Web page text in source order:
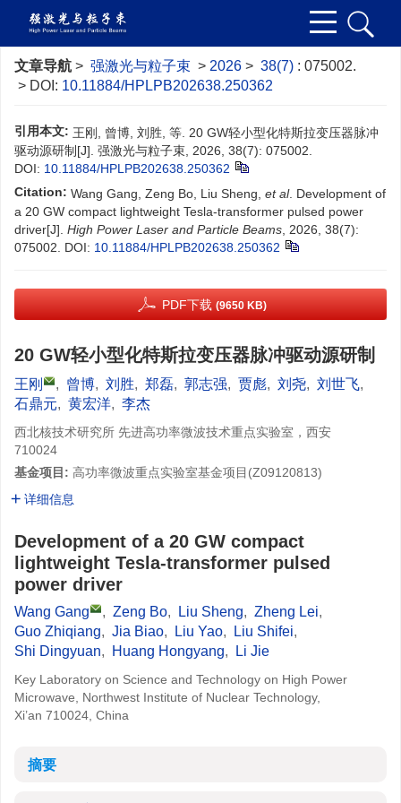
文章导航 > 强激光与粒子束 > 2026 > 38(7) : 075002.
> DOI: 10.11884/HPLPB202638.250362
引用本文: 王刚, 曾博, 刘胜, 等. 20 GW轻小型化特斯拉变压器脉冲
驱动源研制[J]. 强激光与粒子束, 2026, 38(7): 075002.
DOI: 10.11884/HPLPB202638.250362
Citation: Wang Gang, Zeng Bo, Liu Sheng, et al. Development of
a 20 GW compact lightweight Tesla-transformer pulsed power
driver[J]. High Power Laser and Particle Beams , 2026, 38(7):
075002. DOI: 10.11884/HPLPB202638.250362
PDF下载 (9650 KB)
20 GW轻小型化特斯拉变压器脉冲驱动源研制
王刚 , 曾博, 刘胜, 郑磊, 郭志强, 贾彪, 刘尧, 刘世飞,
石鼎元, 黄宏洋, 李杰
西北核技术研究所 先进高功率微波技术重点实验室，西安
710024
基金项目: 高功率微波重点实验室基金项目(Z09120813)
详细信息
Development of a 20 GW compact
lightweight Tesla-transformer pulsed
power driver
Wang Gang , Zeng Bo, Liu Sheng, Zheng Lei,
Guo Zhiqiang, Jia Biao, Liu Yao, Liu Shifei,
Shi Dingyuan, Huang Hongyang, Li Jie
Key Laboratory on Science and Technology on High Power
Microwave, Northwest Institute of Nuclear Technology,
Xi’an 710024, China
摘要